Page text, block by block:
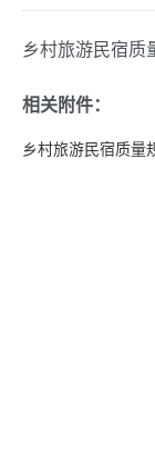
乡村旅游民宿质
相关附件：
乡村旅游民宿质量